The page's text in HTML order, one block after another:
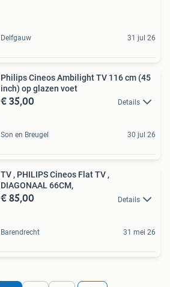
Delfgauw 31 jul 26
Philips Cineos Ambilight TV 116 cm (45
inch) op glazen voet
€ 35,00 Details
Son en Breugel 30 jul 26
TV , PHILIPS Cineos Flat TV ,
DIAGONAAL 66CM,
€ 85,00 Details
Barendrecht 31 mei 26